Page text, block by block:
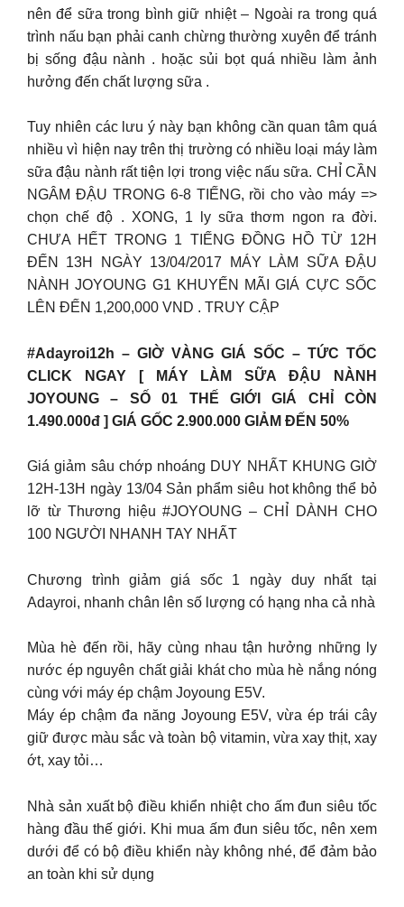
nên để sữa trong bình giữ nhiệt – Ngoài ra trong quá
trình nấu bạn phải canh chừng thường xuyên để tránh
bị sống đậu nành . hoặc sủi bọt quá nhiều làm ảnh
hưởng đến chất lượng sữa .
Tuy nhiên các lưu ý này bạn không cần quan tâm quá
nhiều vì hiện nay trên thị trường có nhiều loại máy làm
sữa đậu nành rất tiện lợi trong việc nấu sữa. CHỈ CẦN
NGÂM ĐẬU TRONG 6-8 TIẾNG, rồi cho vào máy =>
chọn chế độ . XONG, 1 ly sữa thơm ngon ra đời.
CHƯA HẾT TRONG 1 TIẾNG ĐỒNG HỒ TỪ 12H
ĐẾN 13H NGÀY 13/04/2017 MÁY LÀM SỮA ĐẬU
NÀNH JOYOUNG G1 KHUYẾN MÃI GIÁ CỰC SỐC
LÊN ĐẾN 1,200,000 VND . TRUY CẬP
#Adayroi12h – GIỜ VÀNG GIÁ SỐC – TỨC TỐC
CLICK NGAY [ MÁY LÀM SỮA ĐẬU NÀNH
JOYOUNG – SỐ 01 THẾ GIỚI GIÁ CHỈ CÒN
1.490.000đ ] GIÁ GỐC 2.900.000 GIẢM ĐẾN 50%
Giá giảm sâu chớp nhoáng DUY NHẤT KHUNG GIỜ
12H-13H ngày 13/04 Sản phẩm siêu hot không thể bỏ
lỡ từ Thương hiệu #JOYOUNG – CHỈ DÀNH CHO
100 NGƯỜI NHANH TAY NHẤT
Chương trình giảm giá sốc 1 ngày duy nhất tại
Adayroi, nhanh chân lên số lượng có hạng nha cả nhà
Mùa hè đến rồi, hãy cùng nhau tận hưởng những ly
nước ép nguyên chất giải khát cho mùa hè nắng nóng
cùng với máy ép chậm Joyoung E5V.
Máy ép chậm đa năng Joyoung E5V, vừa ép trái cây
giữ được màu sắc và toàn bộ vitamin, vừa xay thịt, xay
ớt, xay tỏi…
Nhà sản xuất bộ điều khiển nhiệt cho ấm đun siêu tốc
hàng đầu thế giới. Khi mua ấm đun siêu tốc, nên xem
dưới để có bộ điều khiển này không nhé, để đảm bảo
an toàn khi sử dụng